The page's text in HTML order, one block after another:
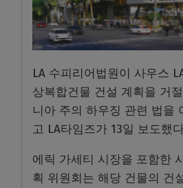
LA 수피리어법원이 사우스
상복합건물 건설 계획을 거
니아 주의 하우징 관련 법을
고 LA타임즈가 13일 보도했
에릭 가세티 시장을 포함한
획 위원회는 해당 건물의 건